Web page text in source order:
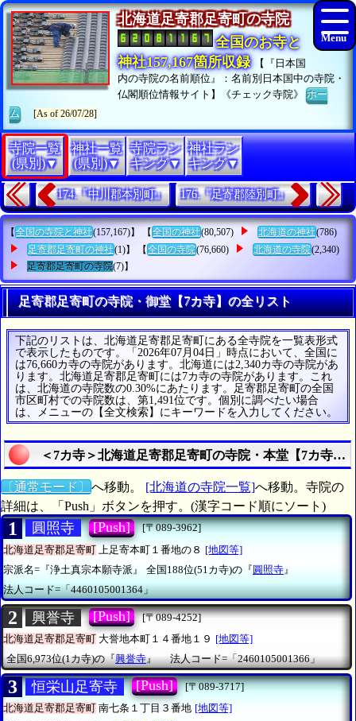
北海道足寄郡足寄町の寺院
全国のお寺と
神社157,167箇所収録
【『日本国
内の寺院の名前順位』：名前別日本国中の寺院・
仏閣順位情報サイト】《チェック寺院》ホー
ム
[As of 26/07/28]
寺院一覧
(県別)▼
神社一覧
(県別)▼
寺院ラン
キング▼
神社ラン
キング▼
174.『中川郡本別町』 176.『足寄郡陸別町』
【 全国の寺院と神社(157,167)】 【 全国の神社(80,507) 北海道の神社(786)
足寄郡足寄町の神社(1)】 【 全国の寺院(76,660) 北海道の寺院(2,340)
足寄郡足寄町の寺院(7)】
足寄郡足寄町の寺院・御堂【7カ寺】の全リスト
下記のリストは、北海道足寄郡足寄町にある全寺院を一覧表形式
で表示したものです。「2026年07月04日」時点において、全国に
は76,660カ寺の寺院があります。北海道には2,340カ寺の寺院があ
ります。北海道足寄郡足寄町には7カ寺の寺院があります。これ
は、北海道の寺院数の0.30%にあたります。足寄郡足寄町の全国
市区町村での寺院数は、第1,491位です。個別に調べたい場合
は、メニューの【全文検索】にキーワードを入力してください。
＜7カ寺＞北海道足寄郡足寄町の寺院・本堂【7カ寺】
〔通常モード〕 へ移動。 [北海道の寺院一覧]へ移動。寺院の
詳細は、「Push」ボタンを押す。(漢字コード順にソート)
1 圓照寺 [Push]
[〒089-3962]
北海道足寄郡足寄町 上足寄本町１番地の８ [地図等]
宗派名=『浄土真宗本願寺派』
全国188位(51カ寺)の『圓照寺 』
法人コード=「4460105001364」
2 興誉寺 [Push]
[〒089-4252]
北海道足寄郡足寄町 大誉地本町１４番地１９ [地図等]
全国6,973位(1カ寺)の『興誉寺』 法人コード=「2460105001366」
3 恒栄山足寄寺 [Push]
[〒089-3717]
北海道足寄郡足寄町 南七条１丁目３番地 [地図等]